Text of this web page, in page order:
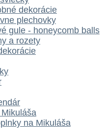
dekorácie
plechovky
gule - honeycomb balls
a rozety
na Mikuláša